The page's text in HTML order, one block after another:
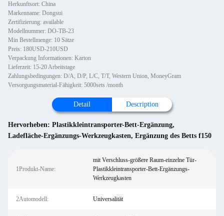
Herkunftsort: China
Markenname: Dongsui
Zertifizierung: available
Modellnummer: DO-TB-23
Min Bestellmenge: 10 Sätze
Preis: 180USD-210USD
Verpackung Informationen: Karton
Lieferzeit: 15-20 Arbeitstage
Zahlungsbedingungen: D/A, D/P, L/C, T/T, Western Union, MoneyGram
Versorgungsmaterial-Fähigkeit: 5000sets /month
Detail Description
Hervorheben: Plastikkleintransporter-Bett-Ergänzung,
Ladefläche-Ergänzungs-Werkzeugkasten, Ergänzung des Betts f150
1Produkt-Name:
mit Verschluss-größere Raum-einzelne Tür-
Plastikkleintransporter-Bett-Ergänzungs-
Werkzeugkasten
2Automodell: Universalität